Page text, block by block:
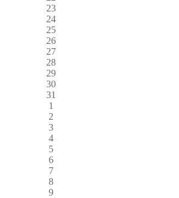
23
24
25
26
27
28
29
30
31
1
2
3
4
5
6
7
8
9